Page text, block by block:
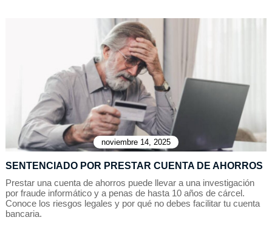
noviembre 14, 2025
SENTENCIADO POR PRESTAR CUENTA DE AHORROS
Prestar una cuenta de ahorros puede llevar a una investigación
por fraude informático y a penas de hasta 10 años de cárcel.
Conoce los riesgos legales y por qué no debes facilitar tu cuenta
bancaria.